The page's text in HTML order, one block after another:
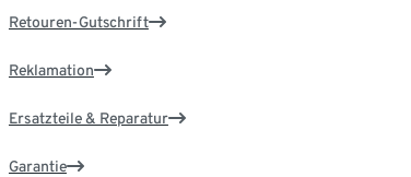
Retouren-Gutschrift
Reklamation
Ersatzteile & Reparatur
Garantie